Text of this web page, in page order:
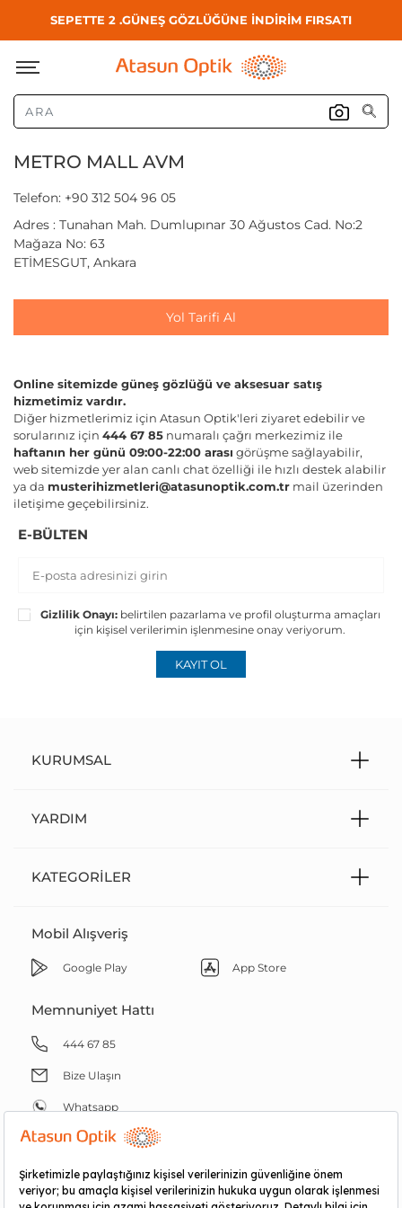
SEPETTE 2 .GÜNEŞ GÖZLÜĞÜNE İNDİRİM FIRSATI
METRO MALL AVM
Telefon: +90 312 504 96 05
Adres : Tunahan Mah. Dumlupınar 30 Ağustos Cad. No:2
Mağaza No: 63
ETİMESGUT, Ankara
Yol Tarifi Al
Online sitemizde güneş gözlüğü ve aksesuar satış
hizmetimiz vardır.
Diğer hizmetlerimiz için Atasun Optik'leri ziyaret edebilir ve
sorularınız için 444 67 85 numaralı çağrı merkezimiz ile
haftanın her günü 09:00-22:00 arası görüşme sağlayabilir,
web sitemizde yer alan canlı chat özelliği ile hızlı destek alabilir
ya da musterihizmetleri@atasunoptik.com.tr mail üzerinden
iletişime geçebilirsiniz.
E-BÜLTEN
Gizlilik Onayı:belirtilen pazarlama ve profil oluşturma amaçları
için kişisel verilerimin işlenmesine onay veriyorum.
KAYIT OL
KURUMSAL
YARDIM
KATEGORILER
Mobil Alışveriş
Google Play App Store
Memnuniyet Hattı
444 67 85
Bize Ulaşın
Whatsapp